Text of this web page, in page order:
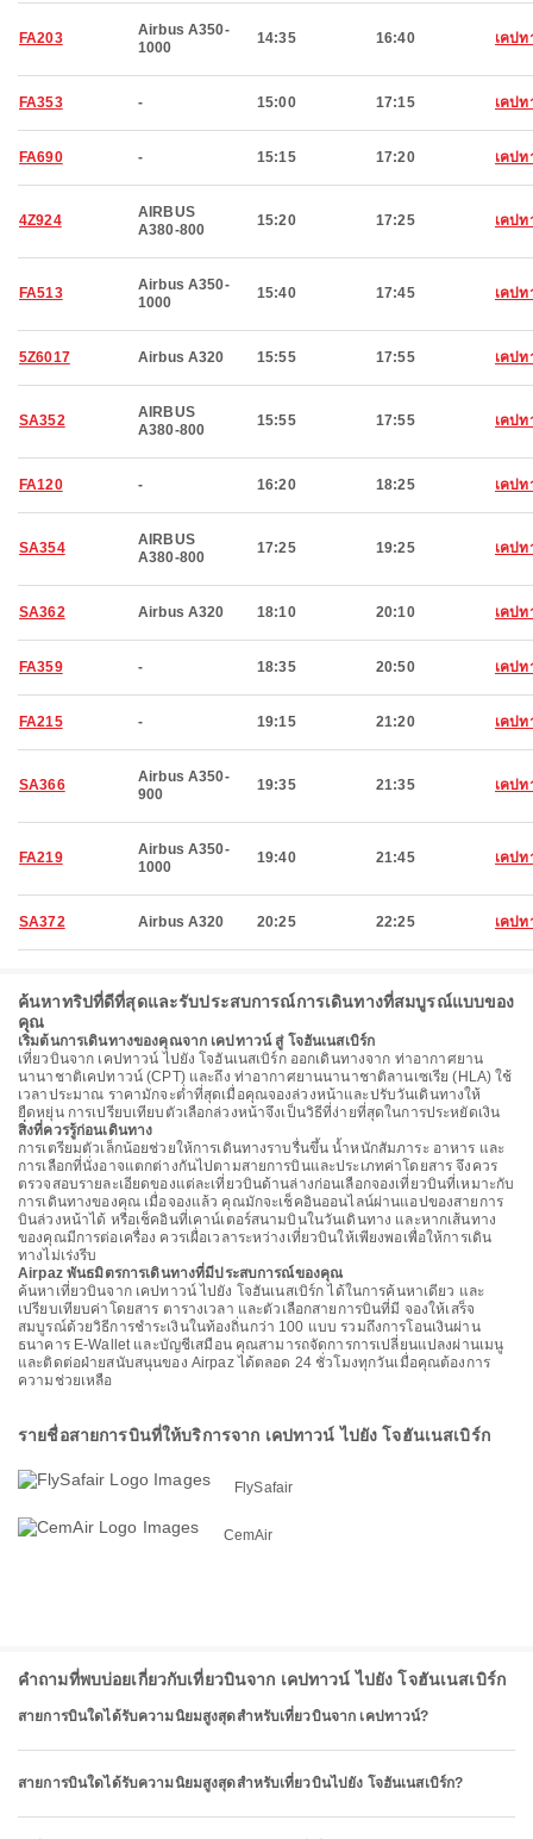
FA203
Airbus A350-
1000
14:35 16:40 เคปท
FA353 - 15:00 17:15 เคปท
FA690 - 15:15 17:20 เคปท
4Z924
AIRBUS
A380-800
15:20 17:25 เคปท
FA513
Airbus A350-
1000
15:40 17:45 เคปท
5Z6017 Airbus A320 15:55 17:55 เคปท
SA352
AIRBUS
A380-800
15:55 17:55 เคปท
FA120 - 16:20 18:25 เคปท
SA354
AIRBUS
A380-800
17:25 19:25 เคปท
SA362 Airbus A320 18:10 20:10 เคปท
FA359 - 18:35 20:50 เคปท
FA215 - 19:15 21:20 เคปท
SA366
Airbus A350-
900
19:35 21:35 เคปท
FA219
Airbus A350-
1000
19:40 21:45 เคปท
SA372 Airbus A320 20:25 22:25 เคปท
ค้นหาทริปที่ดีที่สุดและรับประสบการณ์การเดินทางที่สมบูรณ์แบบของ
คุณ
เริ่มต้นการเดินทางของคุณจาก เคปทาวน์ สู่ โจฮันเนสเบิร์ก
เที่ยวบินจาก เคปทาวน์ ไปยัง โจฮันเนสเบิร์ก ออกเดินทางจาก ท่าอากาศยาน
นานาชาติเคปทาวน์ (CPT) และถึง ท่าอากาศยานนานาชาติลานเซเรีย (HLA) ใช้
เวลาประมาณ ราคามักจะต่ำที่สุดเมื่อคุณจองล่วงหน้าและปรับวันเดินทางให้
ยืดหยุ่น การเปรียบเทียบตัวเลือกล่วงหน้าจึงเป็นวิธีที่ง่ายที่สุดในการประหยัดเงิน
สิ่งที่ควรรู้ก่อนเดินทาง
การเตรียมตัวเล็กน้อยช่วยให้การเดินทางราบรื่นขึ้น น้ำหนักสัมภาระ อาหาร และ
การเลือกที่นั่งอาจแตกต่างกันไปตามสายการบินและประเภทค่าโดยสาร จึงควร
ตรวจสอบรายละเอียดของแต่ละเที่ยวบินด้านล่างก่อนเลือกจองเที่ยวบินที่เหมาะกับ
การเดินทางของคุณ เมื่อจองแล้ว คุณมักจะเช็คอินออนไลน์ผ่านแอปของสายการ
บินล่วงหน้าได้ หรือเช็คอินที่เคาน์เตอร์สนามบินในวันเดินทาง และหากเส้นทาง
ของคุณมีการต่อเครื่อง ควรเผื่อเวลาระหว่างเที่ยวบินให้เพียงพอเพื่อให้การเดิน
ทางไม่เร่งรีบ
Airpaz พันธมิตรการเดินทางที่มีประสบการณ์ของคุณ
ค้นหาเที่ยวบินจาก เคปทาวน์ ไปยัง โจฮันเนสเบิร์ก ได้ในการค้นหาเดียว และ
เปรียบเทียบค่าโดยสาร ตารางเวลา และตัวเลือกสายการบินที่มี จองให้เสร็จ
สมบูรณ์ด้วยวิธีการชำระเงินในท้องถิ่นกว่า 100 แบบ รวมถึงการโอนเงินผ่าน
ธนาคาร E-Wallet และบัญชีเสมือน คุณสามารถจัดการการเปลี่ยนแปลงผ่านเมนู
และติดต่อฝ่ายสนับสนุนของ Airpaz ได้ตลอด 24 ชั่วโมงทุกวันเมื่อคุณต้องการ
ความช่วยเหลือ
รายชื่อสายการบินที่ให้บริการจาก เคปทาวน์ ไปยัง โจฮันเนสเบิร์ก
FlySafair
CemAir
คำถามที่พบบ่อยเกี่ยวกับเที่ยวบินจาก เคปทาวน์ ไปยัง โจฮันเนสเบิร์ก
สายการบินใดได้รับความนิยมสูงสุดสำหรับเที่ยวบินจาก เคปทาวน์?
สายการบินใดได้รับความนิยมสูงสุดสำหรับเที่ยวบินไปยัง โจฮันเนสเบิร์ก?